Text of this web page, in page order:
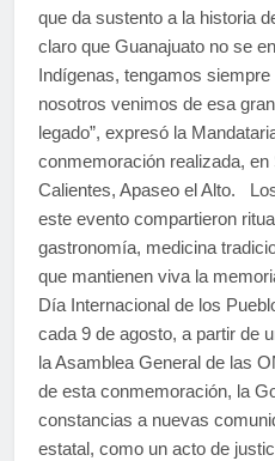
que da sustento a la historia
claro que Guanajuato no se
Indígenas, tengamos
nosotros venimos de esa
legado”, expresó la
conmemoración realizada, en
Calientes, Apaseo el Alto.
este evento compartieron
gastronomía, medicina
que mantienen viva la
Día Internacional de los
cada 9 de agosto, a partir de
la Asamblea General de las
de esta conmemoración, la
constancias a nuevas
estatal, como un acto de